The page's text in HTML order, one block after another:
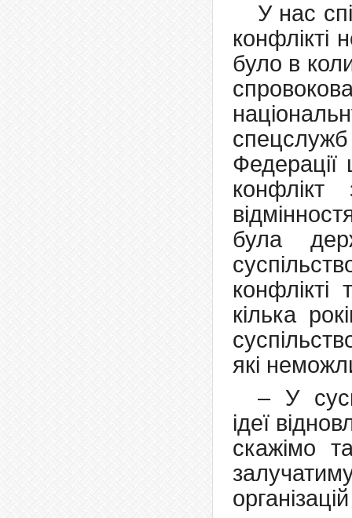
У нас
конфлікті
було в
спецслужб
була
кілька
які
– У
ідеї
скажімо